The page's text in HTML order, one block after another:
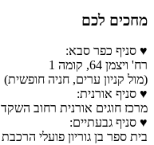
מחכים לכם
♥ סניף כפר סבא:
רח' ויצמן 64, קומה 1
(מול קניון ערים, חניה חופשית)
♥ סניף אורנית:
מרכז חוגים אורנית רחוב השקד 7
♥ סניף גבעתיים:
בית ספר בן גוריון פועלי הרכבת 30